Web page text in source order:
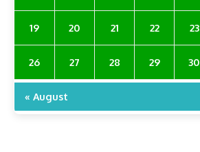
19 20 21 22 23
26 27 28 29 30
« August